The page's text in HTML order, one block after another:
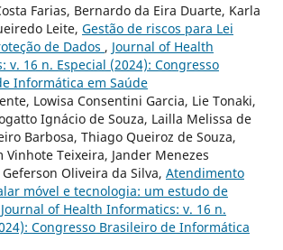
Farias, Bernardo da Eira Duarte, Karla
Leite, Gestão de riscos para Lei
de Dados , Journal of Health
v. 16 n. Especial (2024): Congresso
Informática em Saúde
Lowisa Consentini Garcia, Lie Tonaki,
Ignácio de Souza, Lailla Melissa de
Barbosa, Thiago Queiroz de Souza,
Vinhote Teixeira, Jander Menezes
Oliveira da Silva, Atendimento
móvel e tecnologia: um estudo de
Journal of Health Informatics: v. 16 n.
Congresso Brasileiro de Informática